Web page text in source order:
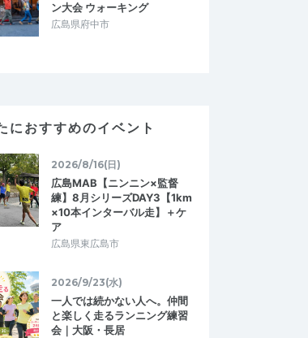
5.00
ムギ天
ン大会 ウォーキング
広島県府中市
におすすめのイベント
2026/8/16(日)
広島MAB【ニンニン×監督
練】8月シリーズDAY3【1km
×10本インターバル走】＋ケ
ア
広島県東広島市
2026/9/23(水)
一人では続かない人へ。仲間
と楽しく走るランニング練習
会｜大阪・長居